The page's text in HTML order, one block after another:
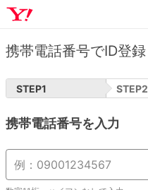
携帯電話番号でID登録
STEP1 STEP2
携帯電話番号を入力